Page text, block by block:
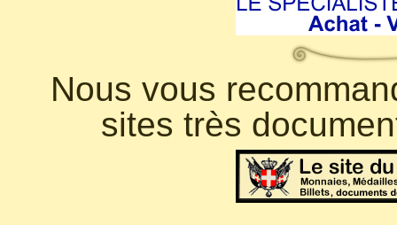
Nous vous
sites très